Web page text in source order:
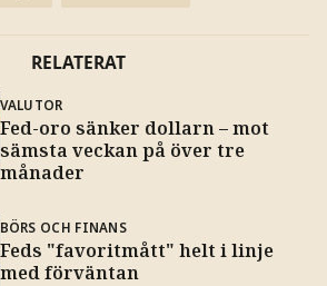
RELATERAT
VALUTOR
Fed-oro sänker dollarn – mot
sämsta veckan på över tre
månader
BÖRS OCH FINANS
Feds "favoritmått" helt i linje
med förväntan